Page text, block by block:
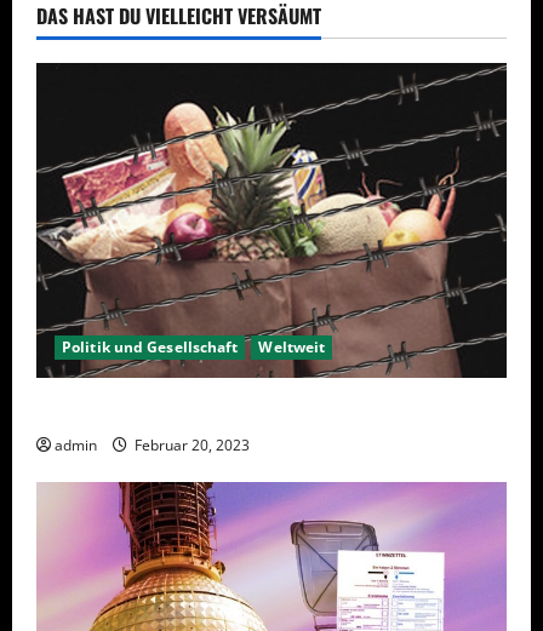
DAS HAST DU VIELLEICHT VERSÄUMT
Politik und Gesellschaft Weltweit
admin Februar 20, 2023